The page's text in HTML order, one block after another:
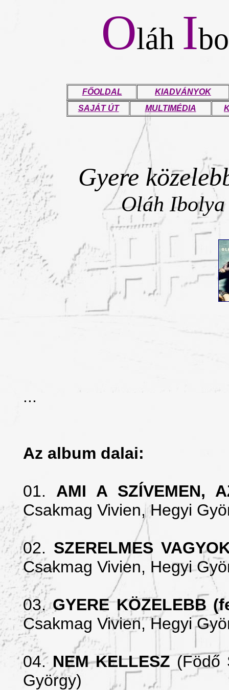
Oláh I
FŐOLDAL
KIADVÁNYOK
SAJÁT ÚT
MULTIMÉDIA
Gyere
Oláh
...
Az album dalai:
01. AMI A SZÍVEMEN,
Csakmag Vivien,Hegyi
02. SZERELMES
Csakmag Vivien, Hegyi Gy
03.GYERE KÖZELEBB
Csakmag Vivien,Hegyi Gy
04. NEM KELLESZ(Födő
György)